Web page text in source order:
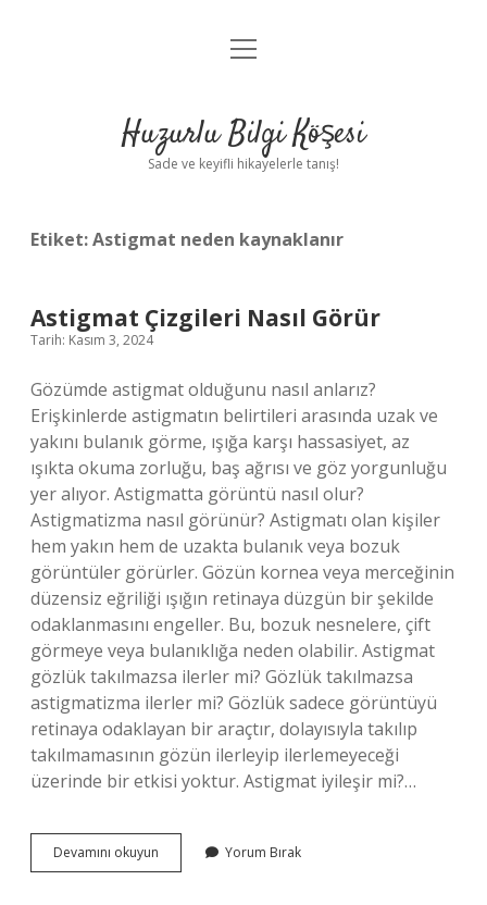
Anasayfa
Yasal Uyarı
menüyü
Huzurlu Bilgi Köşesi
Sade ve keyifli hikayelerle tanış!
Etiket:Astigmat neden kaynaklanır
Astigmat Çizgileri Nasıl Görür
Tarih: Kasım 3, 2024
Gözümde astigmat olduğunu nasıl anlarız?
Erişkinlerde astigmatın belirtileri arasında uzak ve
yakını bulanık görme, ışığa karşı hassasiyet, az
ışıkta okuma zorluğu, baş ağrısı ve göz yorgunluğu
yer alıyor. Astigmatta görüntü nasıl olur?
Astigmatizma nasıl görünür? Astigmatı olan kişiler
hem yakın hem de uzakta bulanık veya bozuk
görüntüler görürler. Gözün kornea veya merceğinin
düzensiz eğriliği ışığın retinaya düzgün bir şekilde
odaklanmasını engeller. Bu, bozuk nesnelere, çift
görmeye veya bulanıklığa neden olabilir. Astigmat
gözlük takılmazsa ilerler mi? Gözlük takılmazsa
astigmatizma ilerler mi? Gözlük sadece görüntüyü
retinaya odaklayan bir araçtır, dolayısıyla takılıp
takılmamasının gözün ilerleyip ilerlemeyeceği
üzerinde bir etkisi yoktur. Astigmat iyileşir mi?…
Devamını okuyun Astigmat
Çizgileri
Yorum Bırak